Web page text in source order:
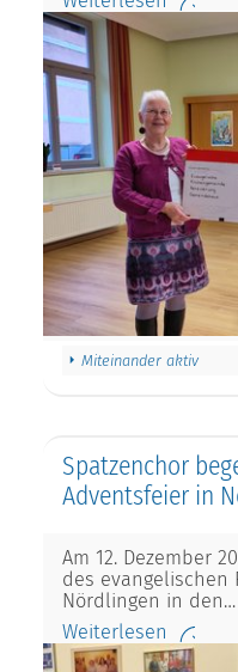
Miteinander aktiv
Spatzenchor
Adventsfeier in
Am 12. Dezember
des evangelischen
Nördlingen in den…
Weiterlesen